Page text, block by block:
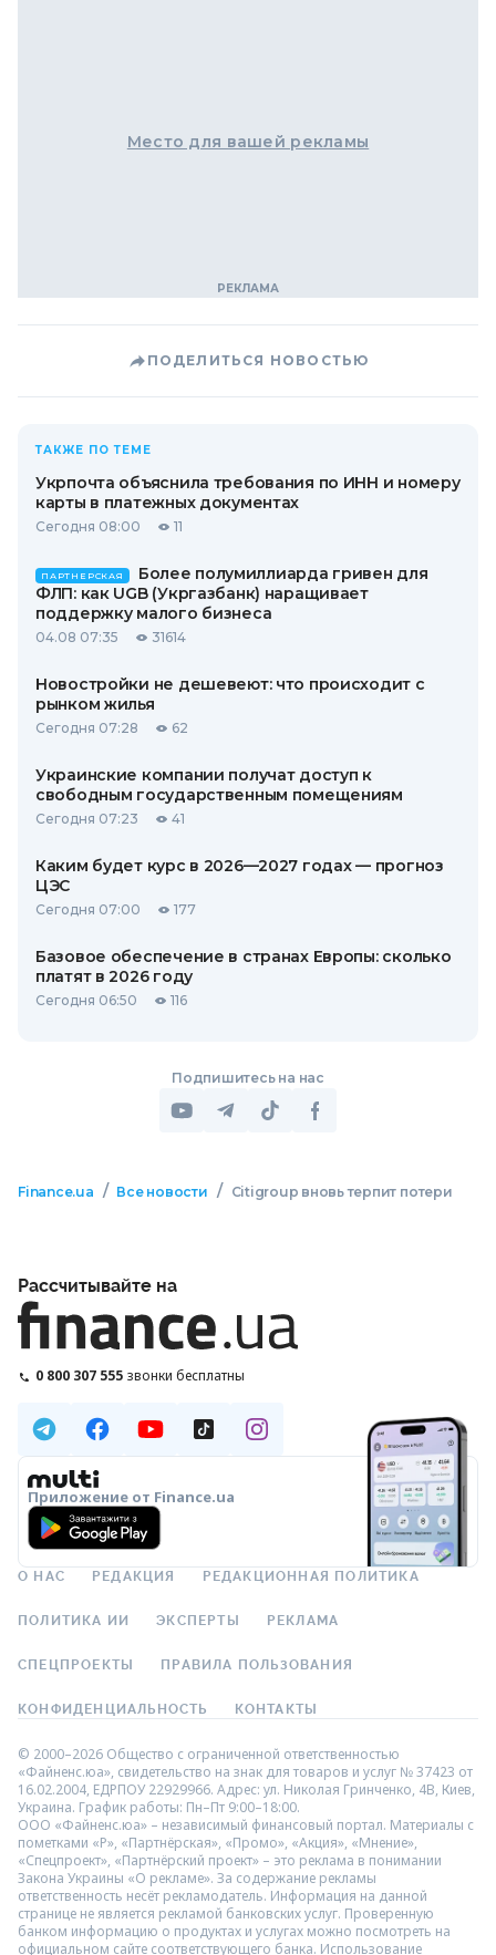
Место для вашей рекламы
ПОДЕЛИТЬСЯ НОВОСТЬЮ
ТАКЖЕ ПО ТЕМЕ
Укрпочта объяснила требования по ИНН и номеру
карты в платежных документах
Сегодня 08:00 11
ПАРТНЕРСКАЯ
Более полумиллиарда гривен для
ФЛП: как UGB (Укргазбанк) наращивает
поддержку малого бизнеса
04.08 07:35 31614
Новостройки не дешевеют: что происходит с
рынком жилья
Сегодня 07:28 62
Украинские компании получат доступ к
свободным государственным помещениям
Сегодня 07:23 41
Каким будет курс в 2026—2027 годах — прогноз
ЦЭС
Сегодня 07:00 177
Базовое обеспечение в странах Европы: сколько
платят в 2026 году
Сегодня 06:50 116
Подпишитесь на нас
Finance.ua / Все новости / Citigroup вновь терпит потери
Рассчитывайте на
0 800 307 555 звонки бесплатны
Приложение от Finance.ua
О НАС РЕДАКЦИЯ РЕДАКЦИОННАЯ ПОЛИТИКА
ПОЛИТИКА ИИ ЭКСПЕРТЫ РЕКЛАМА
СПЕЦПРОЕКТЫ ПРАВИЛА ПОЛЬЗОВАНИЯ
КОНФИДЕНЦИАЛЬНОСТЬ КОНТАКТЫ
© 2000–2026 Общество с ограниченной ответственностью
«Файненс.юа», свидетельство на знак для товаров и услуг № 37423 от
16.02.2004, ЕДРПОУ 22929966. Адрес: ул. Николая Гринченко, 4В, Киев,
Украина. График работы: Пн–Пт 9:00–18:00.
ООО «Файненс.юа» – независимый финансовый портал. Материалы с
пометками «Р», «Партнёрская», «Промо», «Акция», «Мнение»,
«Спецпроект», «Партнёрский проект» – это реклама в понимании
Закона Украины «О рекламе». За содержание рекламы
ответственность несёт рекламодатель. Информация на данной
странице не является рекламой банковских услуг. Проверенную
банком информацию о продуктах и услугах можно посмотреть на
официальном сайте соответствующего банка. Использование